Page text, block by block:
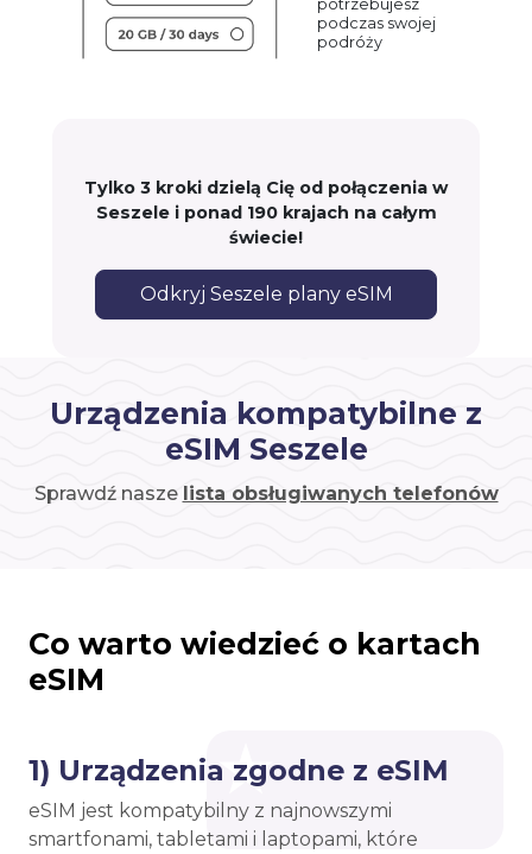
potrzebujesz
podczas swojej
podróży
Tylko 3 kroki dzielą Cię od połączenia w
Seszele i ponad 190 krajach na całym
świecie!
Odkryj Seszele plany eSIM
Urządzenia kompatybilne z
eSIM Seszele
Sprawdź nasze lista obsługiwanych telefonów
Co warto wiedzieć o kartach
eSIM
1) Urządzenia zgodne z eSIM
eSIM jest kompatybilny z najnowszymi
smartfonami, tabletami i laptopami, które